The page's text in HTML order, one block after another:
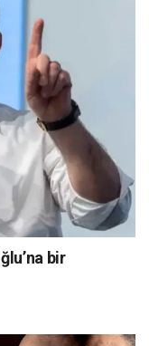
bir